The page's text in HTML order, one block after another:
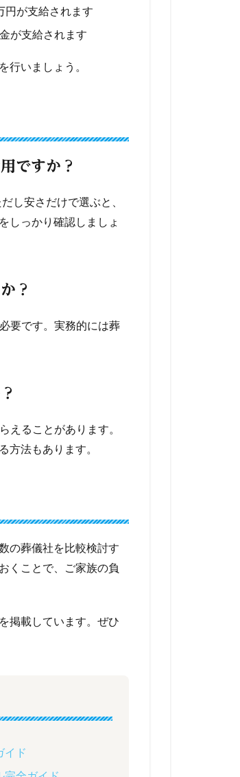
円が支給されます
が支給されます
行いましょう。
ですか？
し安さだけで選ぶと、
しっかり確認しましょ
？
要です。実務的には葬
えることがあります。
方法もあります。
の葬儀社を比較検討す
くことで、ご家族の負
掲載しています。ぜひ
イド